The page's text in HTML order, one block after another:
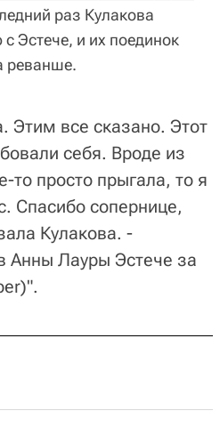
раз Кулакова
Эстече, и их поединок
реванше.
Этим все сказано. Этот
себя. Вроде из
то просто прыгала, то я
Спасибо сопернице,
Кулакова. -
Анны Лауры Эстече за